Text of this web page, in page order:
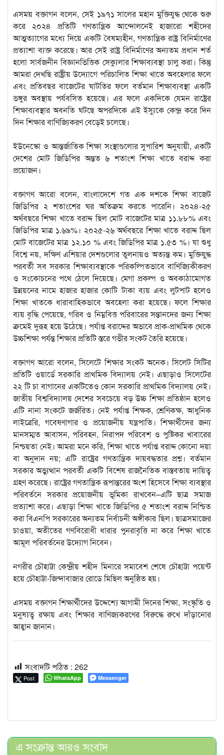
‎এসময় বক্তাগন বলেন, সেই ১৯৭১ সালের মহান মুক্তিযুদ্ধ থেকে শুরু
করে ২০২৪ প্রতিটি গণতান্ত্রিক আন্দোলনেই হাজারো শহীদের
আত্মত্যাগের মধ্যে দিয়ে একটি বৈষম্যহীন, গণতান্ত্রিক রাষ্ট্র বিনির্মাণের
প্রত্যাশা ব্যক্ত করেছে।‌ আর সেই রাষ্ট্র বিনির্মাণের অন্যতম প্রধান শর্ত
হলো‌ সার্বজনীন বিজ্ঞানভিত্তিক সেক্যুলার শিক্ষাব্যবস্থা চালু করা। কিন্তু
আমরা দেখছি রাষ্ট্রীয় উদ্যোগে পরিচালিত শিক্ষা খাতে অবহেলার ফলে
এবং প্রতিবছর বাজেটের ঘাটতির ফলে বর্তমান শিক্ষাব্যবস্থা একটি
ভঙ্গুর অবস্থায় পর্যবসিত হয়েছে। এর ফলে একদিকে যেমন রাষ্ট্রের
শিক্ষাব্যবস্থার অবনতি ঘটছে অপরদিকে এই ইস্যুকে কেন্দ্র করে দিন
দিন শিক্ষার বাণিজ্যিকরণ বেড়েই চলেছে।
‎ইউনেস্কো ও আন্তর্জাতিক শিক্ষা সংস্থাগুলোর সুপারিশ অনুযায়ী, একটি
দেশের মোট জিডিপির অন্তত ৬ শতাংশ শিক্ষা খাতে বরাদ্দ করা
প্রয়োজন।
‎বক্তাগণ আরো বলেন, বাংলাদেশে গত এক দশকে শিক্ষা বাজেট
জিডিপির ২ শতাংশের ঘর অতিক্রম করতে পারেনি। ২০২৪-২৫
অর্থবছরে শিক্ষা খাতে বরাদ্দ ছিল মোট বাজেটের মাত্র ১১.৮৮% এবং
জিডিপির মাত্র ১.৬৯%। ২০২৫-২৬ অর্থবছরে শিক্ষা খাতে বরাদ্দ ছিল
মোট বাজেটের মাত্র ১২.১০ % এবং জিডিপির মাত্র ১.৫৩ %। যা শুধু
বিশ্বে নয়, দক্ষিণ এশিয়ার দেশগুলোর তুলনায়ও অত্যন্ত কম। মুক্তিযু্দ্ধ
পরবর্তী সব সরকার শিক্ষাব্যবস্থাকে পরিকল্পিতভাবে বাণিজ্যিকীকরণ
ও সংকোচনের পথে ঠেলে দিয়েছে। মেগা প্রকল্প ও অবকাঠামোগত
উন্নয়নের নামে হাজার হাজার কোটি টাকা ব্যয় এবং লুটপাট হলেও
শিক্ষা খাতকে ধারাবাহিকভাবে অবহেলা করা হয়েছে। ফলে শিক্ষার
ব্যয় বৃদ্ধি পেয়েছে, গরিব ও নিম্নবিত্ত পরিবারের সন্তানদের জন্য শিক্ষা
ক্রমেই দুরূহ হয়ে উঠেছে। পর্যাপ্ত বরাদ্দের অভাবে প্রাক-প্রাথমিক থেকে
উচ্চশিক্ষা পর্যন্ত শিক্ষার প্রতিটি স্তরে গভীর সংকট তৈরি হয়েছে।
‎বক্তাগণ আরো বলেন, সিলেটে শিক্ষার সংকট অনেক। সিলেট সিটির
প্রতিটি ওয়ার্ডে সরকারি প্রাথমিক বিদ্যালয় নেই। এছাড়াও সিলেটের
২২ টি চা বাগানের একটিতেও কোন সরকারি প্রাথমিক বিদ্যালয় নেই।
জাতীয় বিশ্ববিদ্যালয় দেশের সবচেয়ে বড় উচ্চ শিক্ষা প্রতিষ্ঠান হলেও
এটি নানা সংকটে জর্জরিত। নেই পর্যাপ্ত শিক্ষক, শ্রেণিকক্ষ, আধুনিক
লাইব্রেরি, গবেষণাগার ও প্রয়োজনীয় যন্ত্রপাতি। শিক্ষার্থীদের জন্য
মানসম্মত আবাসন, পরিবহন, নিরাপদ পরিবেশ ও পুষ্টিকর খাবারের
নিশ্চয়তা নেই। আমরা মনে করি, শিক্ষা খাতে পর্যাপ্ত বরাদ্দ কোনো দয়া
বা অনুদান নয়; এটি রাষ্ট্রের গণতান্ত্রিক দায়বদ্ধতার প্রশ্ন। বর্তমান
সরকার অভ্যুত্থান পরবর্তী একটি বিশেষ রাজনৈতিক বাস্তবতায় দায়িত্ব
গ্রহণ করেছে। রাষ্ট্রের গণতান্ত্রিক রূপান্তরের অংশ হিসেবে শিক্ষা ব্যবস্থার
পরিবর্তনে সরকার প্রয়োজনীয় ভূমিকা রাখবেন–এটি ছাত্র সমাজ
প্রত্যাশা করে। এছাড়া শিক্ষা খাতে জিডিপির ৫ শতাংশ বরাদ্দ নিশ্চিত
করা বিএনপি সরকারের অন্যতম নির্বাচনী অঙ্গীকার ছিল। ছাত্রসমাজের
চাওয়া, অতীতের গণবিরোধী ধারার পুনরাবৃত্তি না করে শিক্ষা খাতে
আমূল পরিবর্তনের উদ্যোগ নিবেন।
‎নগরীর চৌহাট্টা কেন্দ্রীয় শহীদ মিনারে সমাবেশ শেষে চৌহাট্টা পয়েন্ট
হয়ে চৌহাট্টা-জিন্দাবাজার রোডে মিছিল অনুষ্ঠিত হয়।
‎এসময় বক্তাগন শিক্ষার্থীদের উদ্দেশ্যে আগামী দিনের শিক্ষা, সংস্কৃতি ও
মনুষ্যত্ব রক্ষায় এবং শিক্ষার বাণিজ্যকরণের বিরুদ্ধে রুখে দাঁড়ানোর
আহ্বান জানান।
সংবাদটি পঠিত : 262
Post WhatsApp Messenger
এ সংক্রান্ত আরও সংবাদ